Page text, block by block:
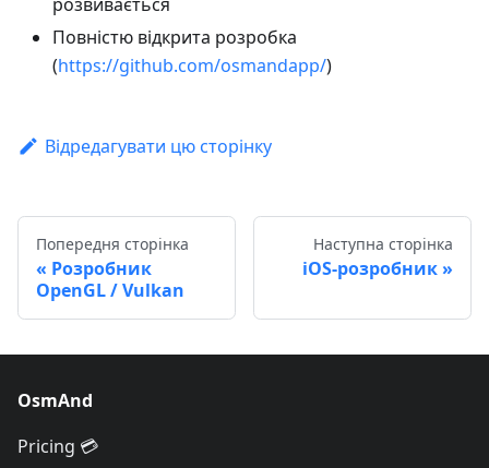
Повністю відкрита розробка
(https://github.com/osmandapp/)
Відредагувати цю сторінку
Попередня сторінка
Розробник
OpenGL / Vulkan
Наступна сторінка
iOS-розробник
OsmAnd
Pricing 💳